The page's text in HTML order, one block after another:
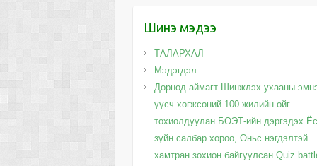
Шинэ мэдээ
ТАЛАРХАЛ
Мэдэгдэл
Дорнод аймагт Шинжлэх ухааны
үүсч хөгжсөний 100 жилийн ойг
тохиолдуулан БОЭТ-ийн дэргэдэх Ёс
зүйн салбар хороо, Оньс нэгдэлтэй
хамтран зохион байгуулсан Quiz